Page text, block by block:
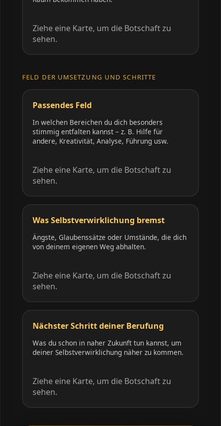
Ziehe eine Karte, um die Botschaft zu
sehen.
FELD DER UMSETZUNG UND SCHRITTE
Passendes Feld
In welchen Bereichen du dich besonders
stimmig entfalten kannst – z. B. Hilfe für
andere, Kreativität, Analyse, Führung usw.
Ziehe eine Karte, um die Botschaft zu
sehen.
Was Selbstverwirklichung bremst
Ängste, Glaubenssätze oder Umstände, die dich
von deinem eigenen Weg abhalten.
Ziehe eine Karte, um die Botschaft zu
sehen.
Nächster Schritt deiner Berufung
Was du schon in naher Zukunft tun kannst, um
deiner Selbstverwirklichung näher zu kommen.
Ziehe eine Karte, um die Botschaft zu
sehen.